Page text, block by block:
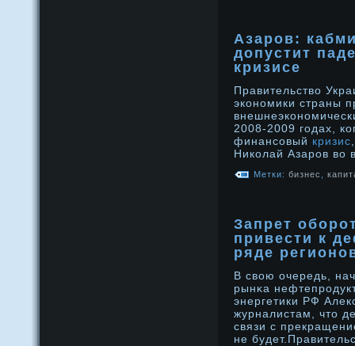
Азаров:
допустит
кризисе
Правительство
экономики страны
2008-2009 годах,
финансовый кризис
Николай Азаров во
Метки: бизнес
Запрет
привести к
ряде
В свою очередь,
рынκа
энергетики РФ
журналистам, что
связи с
не